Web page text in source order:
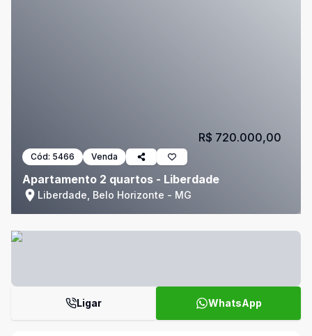
Cód: 5466 Venda
Apartamento 2 quartos - Liberdade
Liberdade, Belo Horizonte - MG
R$ 720.000,00
Ligar WhatsApp